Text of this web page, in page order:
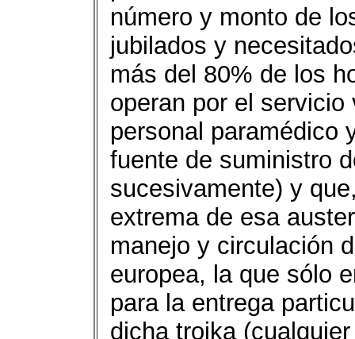
número y monto de
jubilados y
más del 80% de los
operan por el
personal paramédico
fuente de suministro
sucesivamente) y
extrema de esa
manejo y circulación
europea, la que sólo
para la entrega
dicha troika